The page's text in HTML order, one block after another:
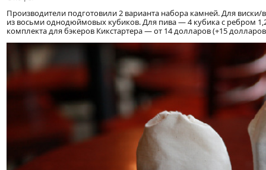
Производители подготовили 2 варианта набора камней. Для
из восьми однодюймовых кубиков. Для пива — 4 кубика с ребром
комплекта для бэкеров Кикстартера — от 14 долларов (+15